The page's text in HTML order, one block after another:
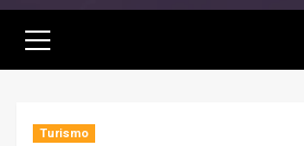
Turismo